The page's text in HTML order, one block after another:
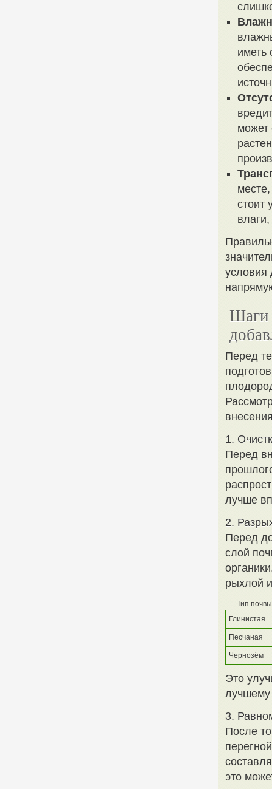
иметь
может
стоит
условия
Шаги
Перед
1.
Перед
лучше
2.
Перед
слой
рыхлой
Тип почвы
Глинистая
Песчаная
Чернозём
Это
лучшему
3.
После
это